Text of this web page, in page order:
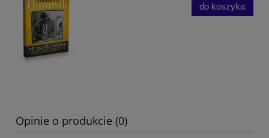
do koszyka
Opinie o produkcie (0)